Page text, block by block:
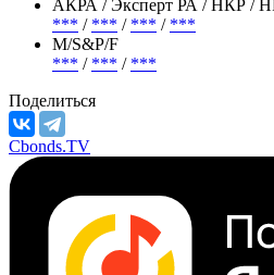
Россия
Отрасль
Связь и телекоммуникация
***/***
М/S&P/F
***/
Поделиться
Cbonds.TV